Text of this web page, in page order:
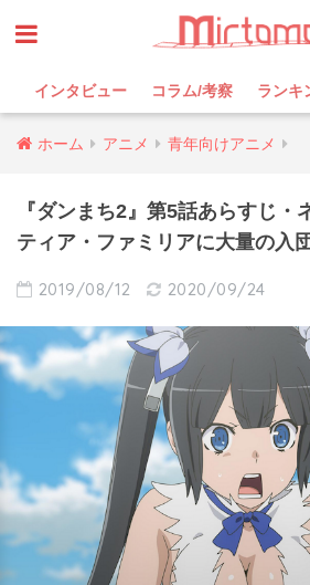
インタビュー コラム/考察 ランキ
ホーム アニメ 青年向けアニメ
『ダンまち2』第5話あらすじ・
ティア・ファミリアに大量の入
2019/08/12 2020/09/24